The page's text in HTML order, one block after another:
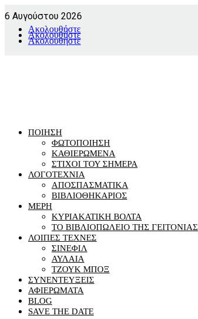
6 Αυγούστου 2026
Ακολουθήστε
Ακολουθήστε
Ακολουθήστε
ΠΟΙΗΣΗ
ΦΩΤΟΠΟΙΗΣΗ
ΚΑΘΙΕΡΩΜΕΝΑ
ΣΤΙΧΟΙ ΤΟΥ ΣΗΜΕΡΑ
ΛΟΓΟΤΕΧΝΙΑ
ΑΠΟΣΠΑΣΜΑΤΙΚΑ
ΒΙΒΛΙΟΘΗΚΑΡΙΟΣ
ΜΕΡΗ
ΚΥΡΙΑΚΑΤΙΚΗ ΒΟΛΤΑ
ΤΟ ΒΙΒΛΙΟΠΩΛΕΙΟ ΤΗΣ ΓΕΙΤΟΝΙΑΣ
ΛΟΙΠΕΣ ΤΕΧΝΕΣ
ΣΙΝΕΦΙΛ
ΑΥΛΑΙΑ
ΤΖΟΥΚ ΜΠΟΞ
ΣΥΝΕΝΤΕΥΞΕΙΣ
ΑΦΙΕΡΩΜΑΤΑ
BLOG
SAVE THE DATE